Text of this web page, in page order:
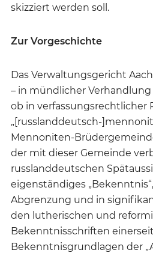
skizziert werden soll.
Zur Vorgeschichte
Das Verwaltungsgericht
– in mündlicher Verhandlung
ob in verfassungsrechtlicher
„[russlanddeutsch-
Mennoniten-
der mit dieser Gemeinde
russlanddeutschen
eigenständiges
Abgrenzung und in
den lutherischen und
Bekenntnisschriften
Bekenntnisgrundlagen der